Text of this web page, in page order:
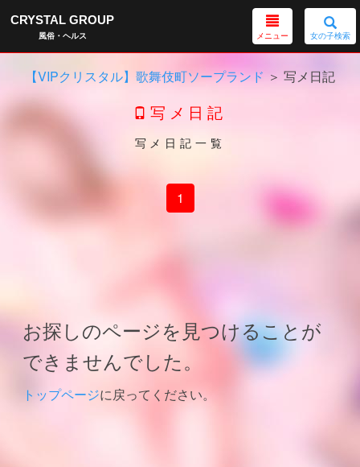
女の子検索
メニュー
CRYSTAL GROUP
風俗・ヘルス
【VIPクリスタル】歌舞伎町ソープランド ＞ 写メ日記
写メ日記
写メ日記一覧
1
お探しのページを見つけることが
できませんでした。
トップページに戻ってください。